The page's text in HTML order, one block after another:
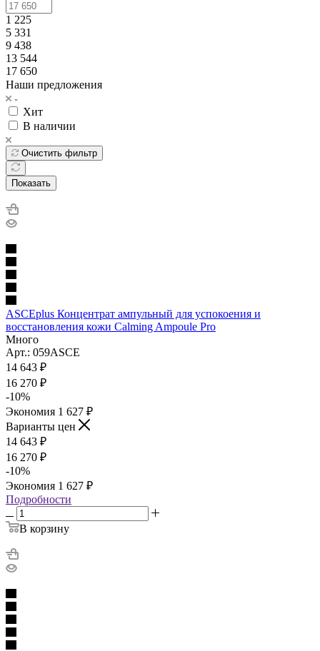
1 225
5 331
9 438
13 544
17 650
Наши предложения
Хит
В наличии
Очистить фильтр
Показать
ASCEplus Концентрат ампульный для успокоения и
восстановления кожи Calming Ampoule Pro
Много
Арт.: 059ASCE
14 643 ₽
16 270 ₽
-10%
Экономия 1 627 ₽
Варианты цен
14 643 ₽
16 270 ₽
-10%
Экономия 1 627 ₽
Подробности
В корзину